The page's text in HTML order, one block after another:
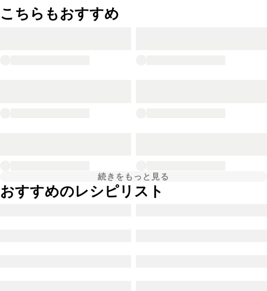
こちらもおすすめ
続きをもっと見る
おすすめのレシピリスト